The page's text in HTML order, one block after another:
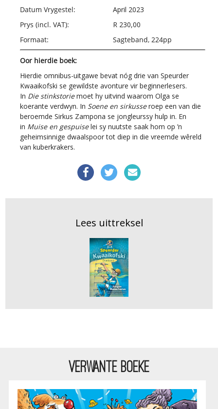
Datum Vrygestel:
April 2023
Prys (incl. VAT):
R 230,00
Formaat:
Sagteband, 224pp
Oor hierdie boek:
Hierdie omnibus-uitgawe bevat nóg drie van Speurder
Kwaaikofski se gewildste avonture vir beginnerlesers.
In Die stinkstoriemoet hy uitvind waarom Olga se
koerante verdwyn. In Soene en sirkusseroep een van die
beroemde Sirkus Zampona se jongleurssy hulp in. En
in Muise en gespuiselei sy nuutste saak hom op ’n
geheimsinnige dwaalspoor tot diep in die vreemde wêreld
van kuberkrakers.
Lees uittreksel
VERWANTE BOEKE